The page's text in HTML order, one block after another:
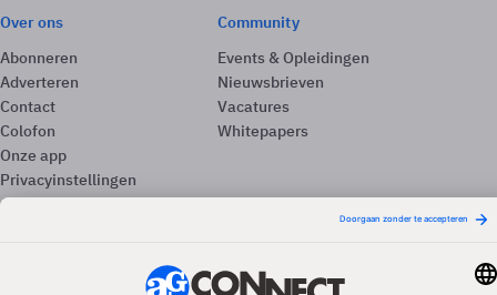
Over ons
Abonneren
Adverteren
Contact
Colofon
Onze app
Privacyinstellingen
Community
Events & Opleidingen
Nieuwsbrieven
Vacatures
Whitepapers